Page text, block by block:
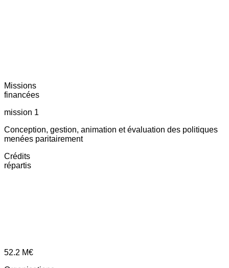
Missions
financées
mission 1
Conception, gestion, animation et évaluation des politiques
menées paritairement
Crédits
répartis
52.2 M€